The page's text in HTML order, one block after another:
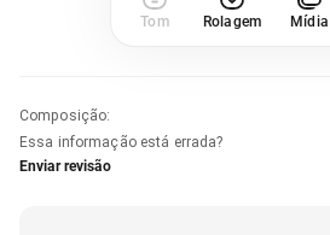
Tom Rolagem Mídia
Composição:
Essa informação está errada?
Enviar revisão